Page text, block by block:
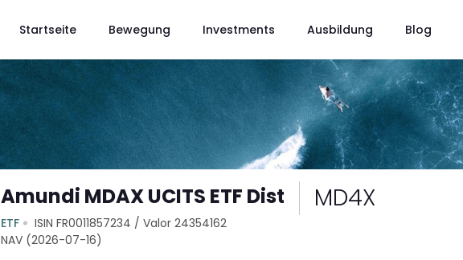
Startseite Bewegung Investments Ausbildung Blog
Amundi MDAX UCITS ETF Dist MD4X
ETF ISIN FR0011857234 /Valor 24354162
NAV (2026-07-16)